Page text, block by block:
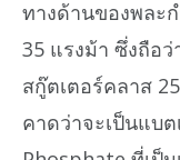
ทางด้านของพละ
35 แรงม้า ซึ่งถือ
สกู๊ตเตอร์คลาส
คาดว่าจะเป็นแบ